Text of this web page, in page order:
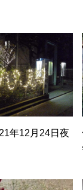
年12月24日夜